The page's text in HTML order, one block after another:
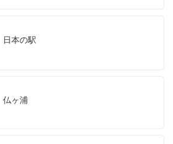
日本の駅
仏ヶ浦